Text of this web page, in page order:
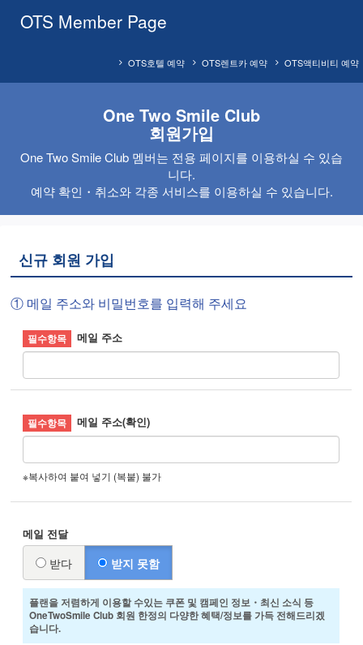
OTS Member Page
OTS액티비티 예약
OTS렌트카 예약
OTS호텔 예약
One Two Smile Club
회원가입
One Two Smile Club 멤버는 전용 페이지를 이용하실 수 있습
니다.
예약 확인・취소와 각종 서비스를 이용하실 수 있습니다.
신규 회원 가입
① 메일 주소와 비밀번호를 입력해 주세요
메일 주소
메일 주소(확인)
※복사하여 붙여 넣기 (복붙) 불가
메일 전달
받다 받지 못함
플랜을 저렴하게 이용할 수있는 쿠폰 및 캠페인 정보・최신 소식 등
OneTwoSmile Club 회원 한정의 다양한 혜택/정보를 가득 전해드리겠
습니다.